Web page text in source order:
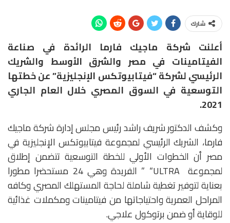
شارك
أعلنت شركة ماجيك فارما الرائدة في صناعة
الفيتامينات في مصر والشرق الأوسط والشريك
الرئيسي لشركة “فيتابيوتكس الإنجليزية” عن خطتها
التوسعية في السوق المصري خلال العام الجاري
2021.
وكشف الدكتور شريف راشد رئيس مجلس إدارة شركة ماجيك
فارما، الشريك الرئيسي لمجموعة فيتابيوتكس الإنجليزية في
مصر أن الخطوات الأولي للخطة التوسعية تتضمن إطلاق
لمجموعة ULTRA“ ” الفريدة وهي 24 مستحضرا مطورا
بعناية لتوفير تغطية شاملة لحاجة المستهلك المصري وكافه
المراحل العمرية واحتياجاتها من فيتامينات ومكملات غذائية
للوقاية أو ضمن برتوكول علاجي.